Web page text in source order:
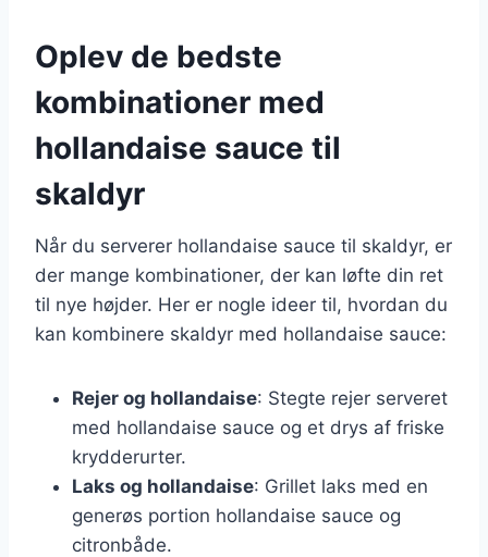
Oplev de bedste
kombinationer med
hollandaise sauce til
skaldyr
Når du serverer hollandaise sauce til skaldyr, er
der mange kombinationer, der kan løfte din ret
til nye højder. Her er nogle ideer til, hvordan du
kan kombinere skaldyr med hollandaise sauce:
Rejer og hollandaise: Stegte rejer serveret
med hollandaise sauce og et drys af friske
krydderurter.
Laks og hollandaise: Grillet laks med en
generøs portion hollandaise sauce og
citronbåde.